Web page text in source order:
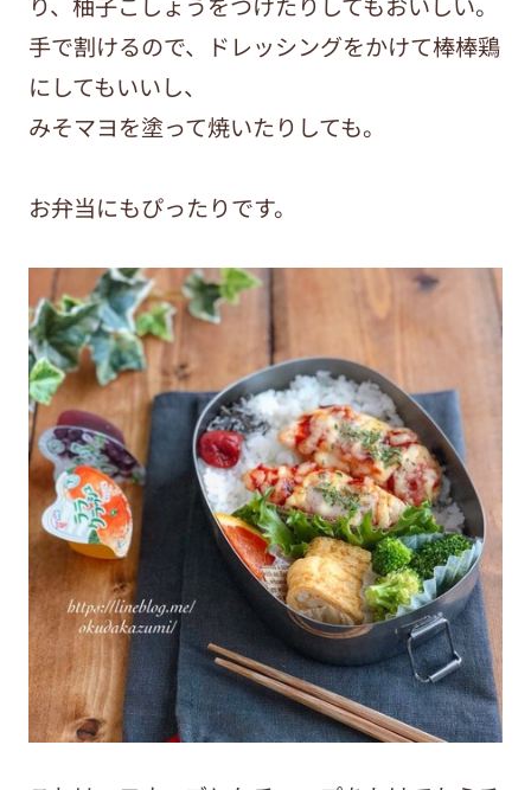
手で割けるので、ドレッシングをかけて棒棒鶏
にしてもいいし、
みそマヨを塗って焼いたりしても。
お弁当にもぴったりです。